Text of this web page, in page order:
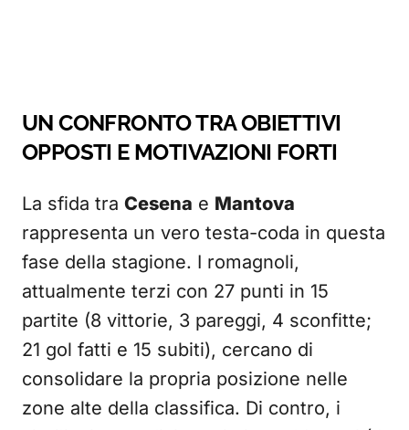
UN CONFRONTO TRA OBIETTIVI
OPPOSTI E MOTIVAZIONI FORTI
La sfida tra Cesena e Mantova
rappresenta un vero testa-coda in questa
fase della stagione. I romagnoli,
attualmente terzi con 27 punti in 15
partite (8 vittorie, 3 pareggi, 4 sconfitte;
21 gol fatti e 15 subiti), cercano di
consolidare la propria posizione nelle
zone alte della classifica. Di contro, i